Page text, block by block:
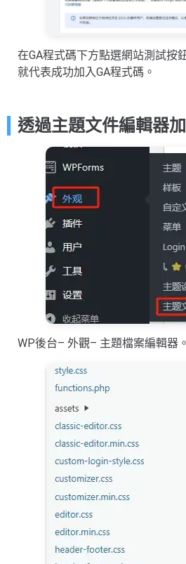
在GA程式碼下方點選網站測試按
就代表成功加入GA程式碼。
透過主題文件編輯器
WP後台– 外觀– 主題檔案編輯器。